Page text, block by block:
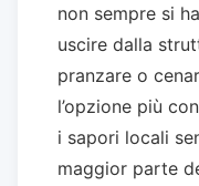
non sempre si
uscire dalla
pranzare o
l’opzione più
i sapori locali
maggior parte